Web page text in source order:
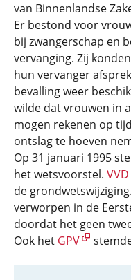
van Binnenlandse
Er bestond voor
bij zwangerschap en
vervanging. Zij
hun vervanger
bevalling weer
wilde dat vrouwen in
mogen rekenen op
ontslag te hoeven
Op 31 januari 1995
het wetsvoorstel. VVD
de
verworpen in de
doordat het geen
Ook het GPV